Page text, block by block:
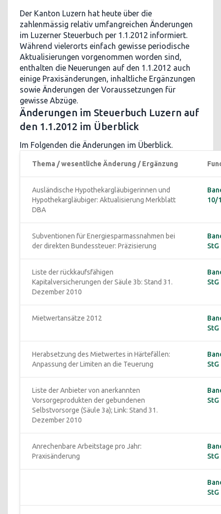
Der Kanton Luzern hat heute über die
zahlenmässig relativ umfangreichen Änderungen
im Luzerner Steuerbuch per 1.1.2012 informiert.
Während vielerorts einfach gewisse periodische
Aktualisierungen vorgenommen worden sind,
enthalten die Neuerungen auf den 1.1.2012 auch
einige Praxisänderungen, inhaltliche Ergänzungen
sowie Änderungen der Voraussetzungen für
gewisse Abzüge.
Änderungen im Steuerbuch Luzern auf
den 1.1.2012 im Überblick
Im Folgenden die Änderungen im Überblick.
Thema / wesentliche Änderung / Ergänzung
Ausländische Hypothekargläubigerinnen und
Hypothekargläubiger: Aktualisierung Merkblatt
DBA
10/
Subventionen für Energiesparmassnahmen bei
der direkten Bundessteuer: Präzisierung
StG
Liste der rückkaufsfähigen
Kapitalversicherungen der Säule 3b: Stand 31.
Dezember 2010
StG
Mietwertansätze 2012
StG
Herabsetzung des Mietwertes in Härtefällen:
Anpassung der Limiten an die Teuerung
StG
Liste der Anbieter von anerkannten
Vorsorgeprodukten der gebundenen
Selbstvorsorge (Säule 3a); Link: Stand 31.
Dezember 2010
StG
Anrechenbare Arbeitstage pro Jahr:
Praxisänderung
StG
StG